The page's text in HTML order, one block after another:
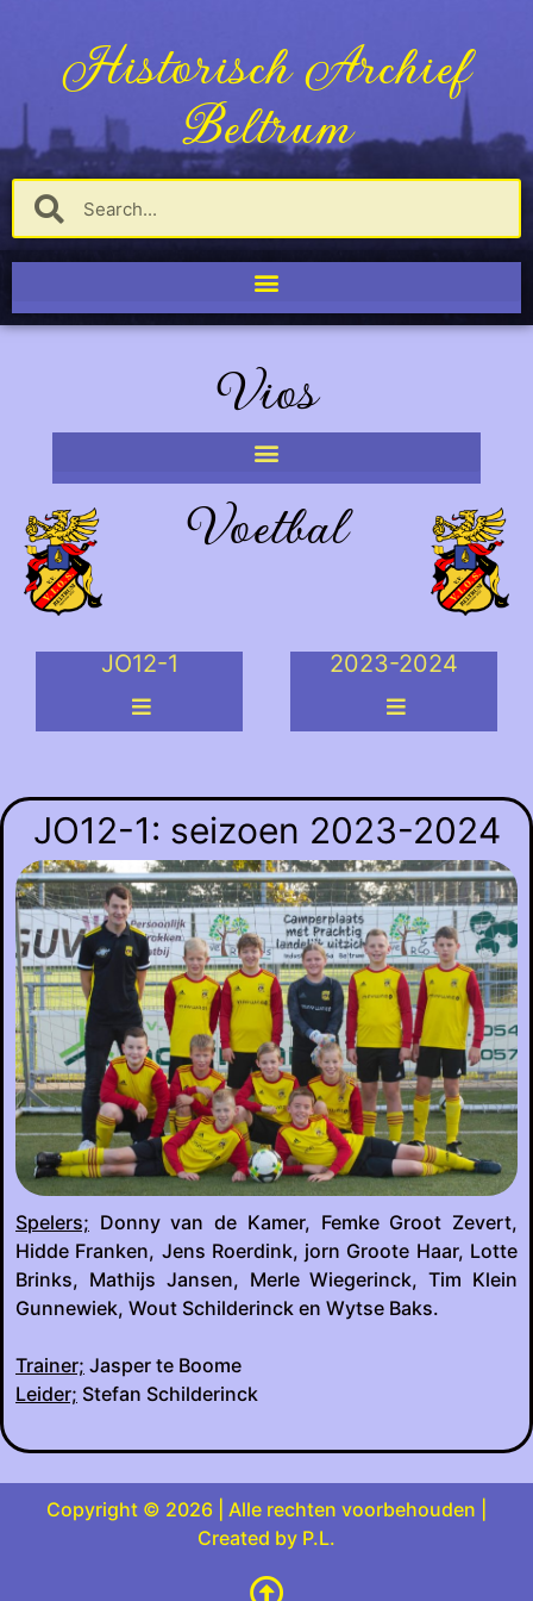
Historisch Archief
Beltrum
Vios
Voetbal
JO12-1 2023-2024
JO12-1: seizoen 2023-2024
Spelers; Donny van de Kamer, Femke Groot Zevert,
Hidde Franken, Jens Roerdink, jorn Groote Haar, Lotte
Brinks, Mathijs Jansen, Merle Wiegerinck, Tim Klein
Gunnewiek, Wout Schilderinck en Wytse Baks.
Trainer; Jasper te Boome
Leider; Stefan Schilderinck
Copyright © 2026 | Alle rechten voorbehouden |
Created by P.L.